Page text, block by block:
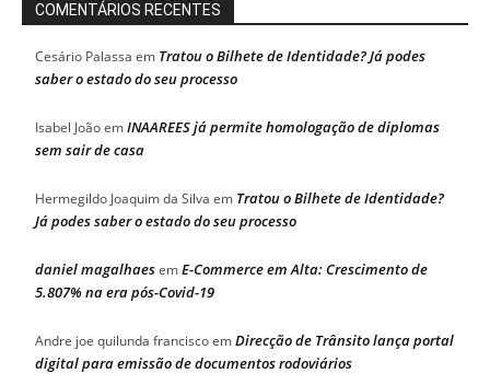
COMENTÁRIOS RECENTES
Cesário Palassa em Tratou o Bilhete de Identidade? Já podes
saber o estado do seu processo
Isabel JoãoemINAAREES já permite homologação de diplomas
sem sair de casa
Hermegildo Joaquim da Silva em Tratou o Bilhete de Identidade?
Já podes saber o estado do seu processo
daniel magalhaesemE-Commerce em Alta: Crescimento de
5.807% na era pós-Covid-19
Andre joe quilunda franciscoemDirecção de Trânsito lança portal
digital para emissão de documentos rodoviários